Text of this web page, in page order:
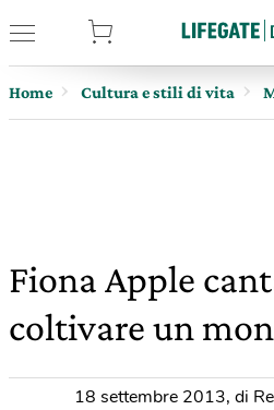
Home Cultura e stili di vita
Fiona Apple
coltivare un
18 settembre 2013, di